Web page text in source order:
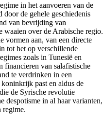
in het aanvoeren van de
de gehele geschiedenis
van bevrijding van
waaien over de Arabische regio.
vormen aan, van een directe
tot het op verschillende
zoals in Tunesië en
financieren van salafistische
te verdrinken in een
past en aldus de
de Syrische revolutie
despotisme in al haar varianten,
regime.